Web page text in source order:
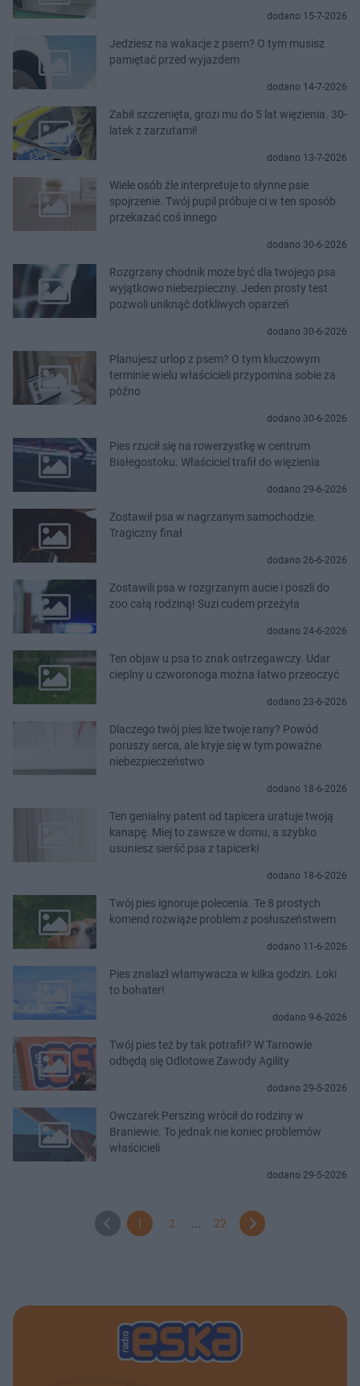
dodano 15-7-2026
Jedziesz na wakacje z psem? O tym musisz
pamiętać przed wyjazdem
dodano 14-7-2026
Zabił szczenięta, grozi mu do 5 lat więzienia. 30-
latek z zarzutami!
dodano 13-7-2026
Wiele osób źle interpretuje to słynne psie
spojrzenie. Twój pupil próbuje ci w ten sposób
przekazać coś innego
dodano 30-6-2026
Rozgrzany chodnik może być dla twojego psa
wyjątkowo niebezpieczny. Jeden prosty test
pozwoli uniknąć dotkliwych oparzeń
dodano 30-6-2026
Planujesz urlop z psem? O tym kluczowym
terminie wielu właścicieli przypomina sobie za
późno
dodano 30-6-2026
Pies rzucił się na rowerzystkę w centrum
Białegostoku. Właściciel trafił do więzienia
dodano 29-6-2026
Zostawił psa w nagrzanym samochodzie.
Tragiczny finał
dodano 26-6-2026
Zostawili psa w rozgrzanym aucie i poszli do
zoo całą rodziną! Suzi cudem przeżyła
dodano 24-6-2026
Ten objaw u psa to znak ostrzegawczy. Udar
cieplny u czworonoga można łatwo przeoczyć
dodano 23-6-2026
Dlaczego twój pies liże twoje rany? Powód
poruszy serca, ale kryje się w tym poważne
niebezpieczeństwo
dodano 18-6-2026
Ten genialny patent od tapicera uratuje twoją
kanapę. Miej to zawsze w domu, a szybko
usuniesz sierść psa z tapicerki
dodano 18-6-2026
Twój pies ignoruje polecenia. Te 8 prostych
komend rozwiąże problem z posłuszeństwem
dodano 11-6-2026
Pies znalazł włamywacza w kilka godzin. Loki
to bohater!
dodano 9-6-2026
Twój pies też by tak potrafił? W Tarnowie
odbędą się Odlotowe Zawody Agility
dodano 29-5-2026
Owczarek Perszing wrócił do rodziny w
Braniewie. To jednak nie koniec problemów
właścicieli
dodano 29-5-2026
1 2 22